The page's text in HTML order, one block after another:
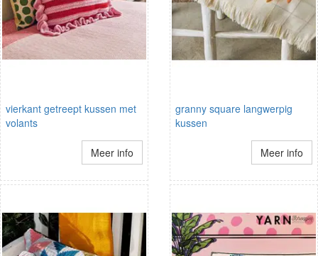
vierkant getreept kussen met
volants
Meer info
granny square langwerpig
kussen
Meer info